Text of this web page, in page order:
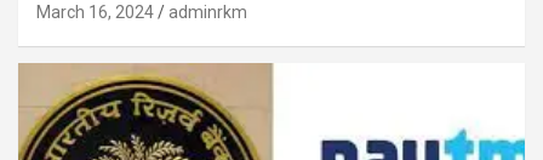
March 16, 2024 adminrkm